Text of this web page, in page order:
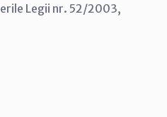
Legii nr. 52/2003,